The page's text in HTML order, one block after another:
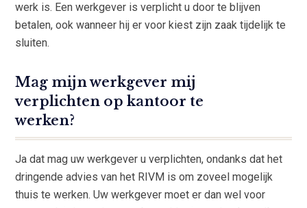
werk is. Een werkgever is verplicht u door te blijven
betalen, ook wanneer hij er voor kiest zijn zaak tijdelijk te
sluiten.
Mag mijn werkgever mij
verplichten op kantoor te
werken?
Ja dat mag uw werkgever u verplichten, ondanks dat het
dringende advies van het RIVM is om zoveel mogelijk
thuis te werken. Uw werkgever moet er dan wel voor